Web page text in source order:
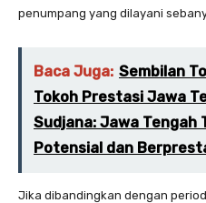
penumpang yang dilayani
Baca Juga: Sembilan
Tokoh Prestasi Jawa
Sudjana: Jawa Tengah
Potensial dan
Jika dibandingkan dengan